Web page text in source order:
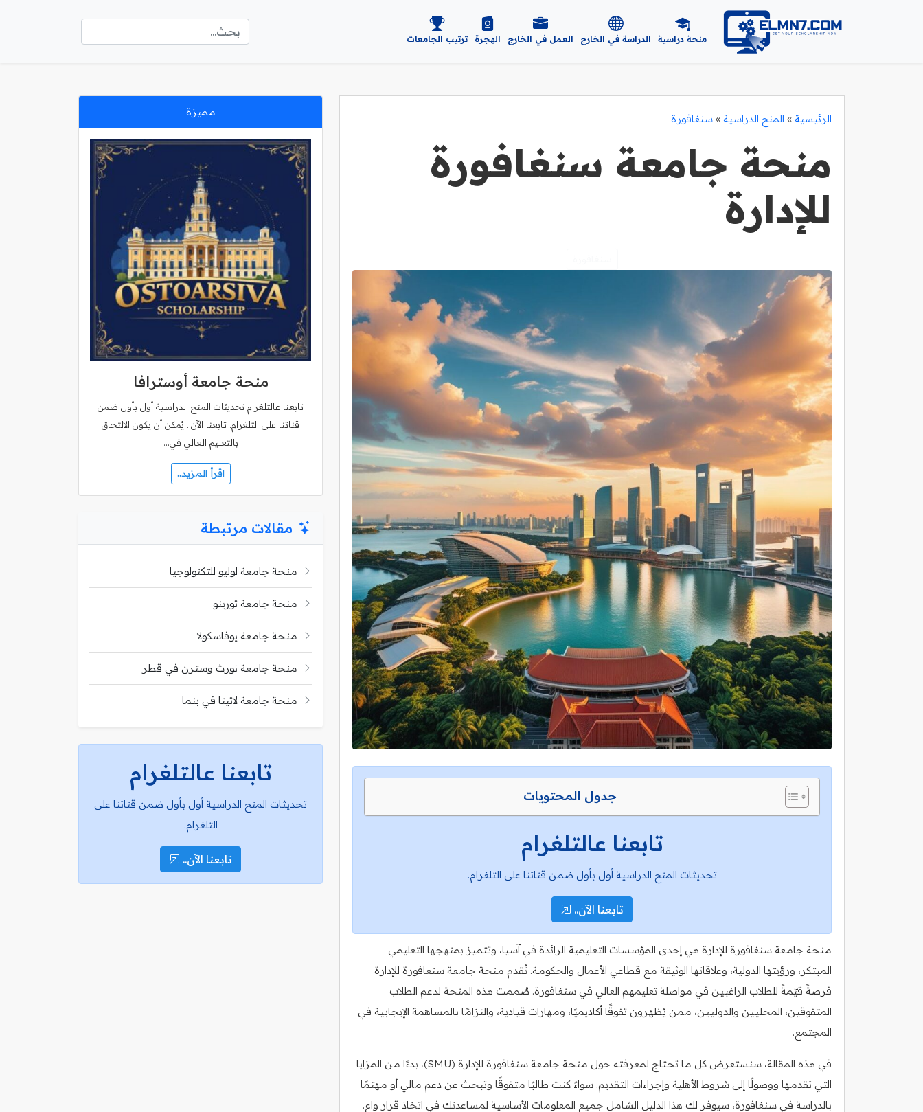
منحة دراسية الدراسة في الخارج العمل في الخارج الهجرة ترتيب الجامعات
الرئيسية » المنح الدراسية » سنغافورة
منحة جامعة سنغافورة
للإدارة
جدول المحتويات
تابعنا عالتلغرام
تحديثات المنح الدراسية أول بأول ضمن قناتنا على التلغرام.
تابعنا الآن..
منحة جامعة سنغافورة للإدارة هي إحدى المؤسسات التعليمية الرائدة في آسيا، وتتميز بمنهجها التعليمي
المبتكر، ورؤيتها الدولية، وعلاقاتها الوثيقة مع قطاعي الأعمال والحكومة. تُقدم منحة جامعة سنغافورة للإدارة
فرصةً قيّمةً للطلاب الراغبين في مواصلة تعليمهم العالي في سنغافورة. صُممت هذه المنحة لدعم الطلاب
المتفوقين، المحليين والدوليين، ممن يُظهرون تفوقًا أكاديميًا، ومهارات قيادية، والتزامًا بالمساهمة الإيجابية في
المجتمع.
في هذه المقالة، سنستعرض كل ما تحتاج لمعرفته حول منحة جامعة سنغافورة للإدارة (SMU)، بدءًا من المزايا
التي تقدمها ووصولًا إلى شروط الأهلية وإجراءات التقديم. سواءً كنت طالبًا متفوقًا وتبحث عن دعم مالي أو مهتمًا
بالدراسة في سنغافورة، سيوفر لك هذا الدليل الشامل جميع المعلومات الأساسية لمساعدتك في اتخاذ قرار واعٍ.
مميزة
منحة جامعة أوسترافا
تابعنا عالتلغرام تحديثات المنح الدراسية أول بأول ضمن
قناتنا على التلغرام. تابعنا الآن.. يُمكن أن يكون الالتحاق
بالتعليم العالي في…
اقرأ المزيد..
مقالات مرتبطة
منحة جامعة لوليو للتكنولوجيا
منحة جامعة تورينو
منحة جامعة يوفاسكولا
منحة جامعة نورث وسترن في قطر
منحة جامعة لاتينا في بنما
تابعنا عالتلغرام
تحديثات المنح الدراسية أول بأول ضمن قناتنا على
التلغرام.
تابعنا الآن..